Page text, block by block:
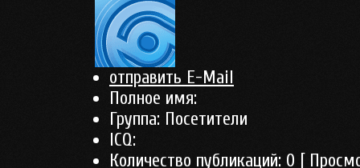
отправить E-Mail
Полное имя:
Группа: Посетители
ICQ:
Количество публикаций: 0 [